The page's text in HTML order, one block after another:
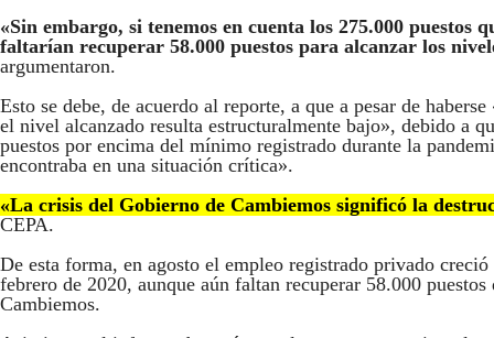
«Sin embargo, si tenemos en cuenta los 275.000
faltarían recuperar 58.000 puestos para alcanzar los
argumentaron.
Esto se debe, de acuerdo al reporte, a que a pesar de
el nivel alcanzado resulta estructuralmente bajo», debido a
puestos por encima del mínimo registrado durante la
encontraba en una situación crítica».
«La crisis del Gobierno de Cambiemos significó la
CEPA.
De esta forma, en agosto el empleo registrado privado
febrero de 2020, aunque aún faltan recuperar 58.000
Cambiemos.